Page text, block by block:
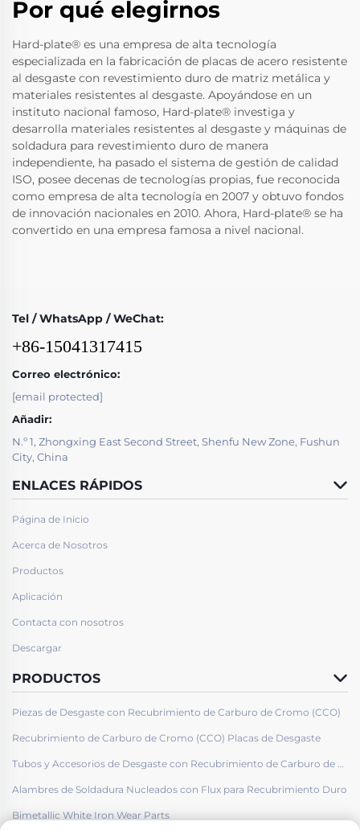
Por qué elegirnos
Hard-plate® es una empresa de alta tecnología
especializada en la fabricación de placas de acero resistente
al desgaste con revestimiento duro de matriz metálica y
materiales resistentes al desgaste. Apoyándose en un
instituto nacional famoso, Hard-plate® investiga y
desarrolla materiales resistentes al desgaste y máquinas de
soldadura para revestimiento duro de manera
independiente, ha pasado el sistema de gestión de calidad
ISO, posee decenas de tecnologías propias, fue reconocida
como empresa de alta tecnología en 2007 y obtuvo fondos
de innovación nacionales en 2010. Ahora, Hard-plate® se ha
convertido en una empresa famosa a nivel nacional.
Tel / WhatsApp / WeChat:
+86-15041317415
Correo electrónico:
[email protected]
Añadir:
N.º 1, Zhongxing East Second Street, Shenfu New Zone, Fushun
City, China
ENLACES RÁPIDOS
Página de Inicio
Acerca de Nosotros
Productos
Aplicación
Contacta con nosotros
Descargar
PRODUCTOS
Piezas de Desgaste con Recubrimiento de Carburo de Cromo (CCO)
Recubrimiento de Carburo de Cromo (CCO) Placas de Desgaste
Tubos y Accesorios de Desgaste con Recubrimiento de Carburo de Cromo (CCO)
Alambres de Soldadura Nucleados con Flux para Recubrimiento Duro
Bimetallic White Iron Wear Parts